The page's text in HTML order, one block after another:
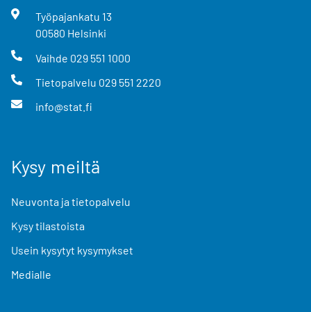
Työpajankatu 13
00580 Helsinki
Vaihde 029 551 1000
Tietopalvelu 029 551 2220
info@stat.fi
Kysy meiltä
Neuvonta ja tietopalvelu
Kysy tilastoista
Usein kysytyt kysymykset
Medialle